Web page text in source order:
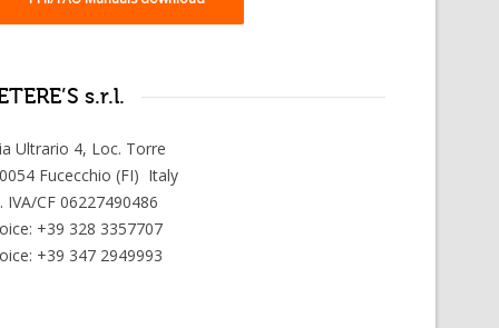
s.r.l.
Ultrario 4, Loc. Torre
Fucecchio (FI) Italy
IVA/CF 06227490486
+39 328 3357707
+39 347 2949993